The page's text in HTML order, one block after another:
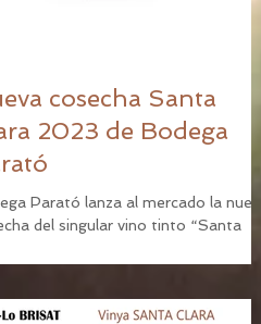
cosecha Santa
2023 de Bodega
Parató lanza al mercado la nueva
del singular vino tinto “Santa